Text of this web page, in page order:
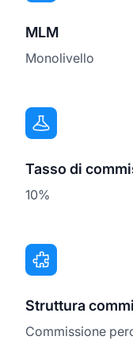
MLM
Monolivello
Tasso di
10%
Struttura
Commissione